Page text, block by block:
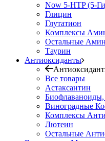
Now 5-HTP (5-
Глицин
Глутатион
Комплексы
Остальные
Таурин
Антиоксиданты
Все товары
Астаксантин
Виноградные
Комплексы
Лютеин
Остальные